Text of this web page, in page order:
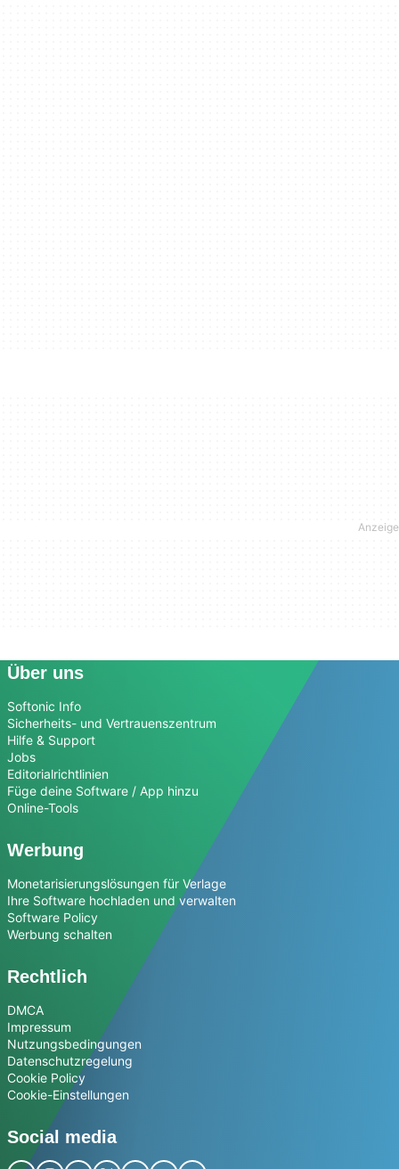
Über uns
Softonic Info
Sicherheits- und Vertrauenszentrum
Hilfe & Support
Jobs
Editorialrichtlinien
Füge deine Software / App hinzu
Online-Tools
Werbung
Monetarisierungslösungen für Verlage
Ihre Software hochladen und verwalten
Software Policy
Werbung schalten
Rechtlich
DMCA
Impressum
Nutzungsbedingungen
Datenschutzregelung
Cookie Policy
Cookie-Einstellungen
Social media